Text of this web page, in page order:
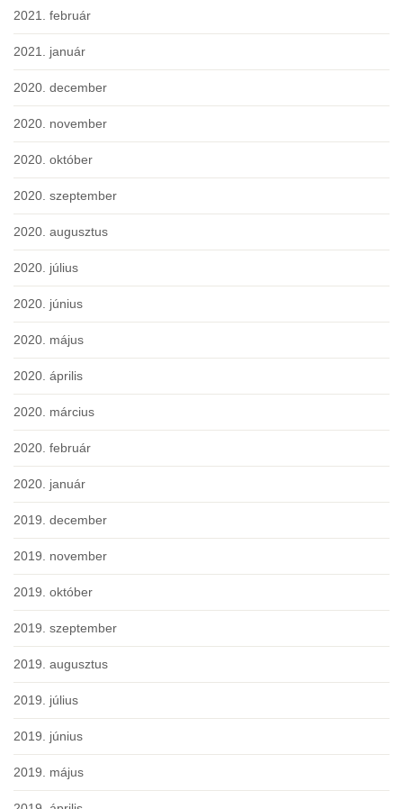
2021. február
2021. január
2020. december
2020. november
2020. október
2020. szeptember
2020. augusztus
2020. július
2020. június
2020. május
2020. április
2020. március
2020. február
2020. január
2019. december
2019. november
2019. október
2019. szeptember
2019. augusztus
2019. július
2019. június
2019. május